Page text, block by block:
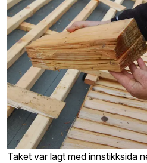
Taket var lagt med innstikksida